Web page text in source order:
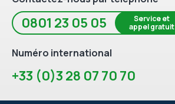
0801 23 05 05
Service et
appel gratuit
Numéro international
+33 (0)3 28 07 70 70